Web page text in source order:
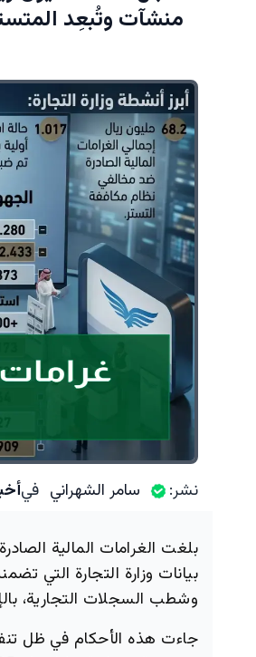
منشآت وتُبعِد المتسترين
نشر: سامر الشهراني في
بيانات وزارة التجارة التي
وشطب السجلات التجارية،